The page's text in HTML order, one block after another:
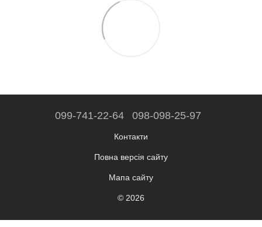
099-741-22-64 098-098-25-97
Контакти
Повна версія сайту
Мапа сайту
© 2026